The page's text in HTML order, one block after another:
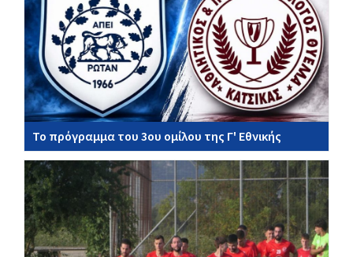
Το πρόγραμμα του 3ου ομίλου της Γ' Εθνικής